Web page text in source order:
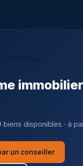
biens disponibles · à
un conseiller